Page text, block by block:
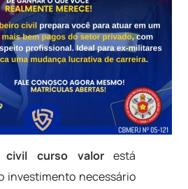
civil curso valorestá
investimento necessário